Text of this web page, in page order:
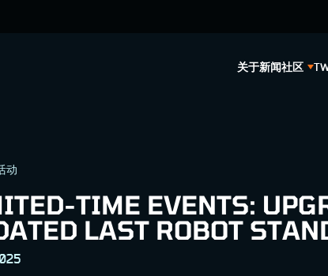
关于新闻社区
动
TIME EVENTS:
LAST ROBOT